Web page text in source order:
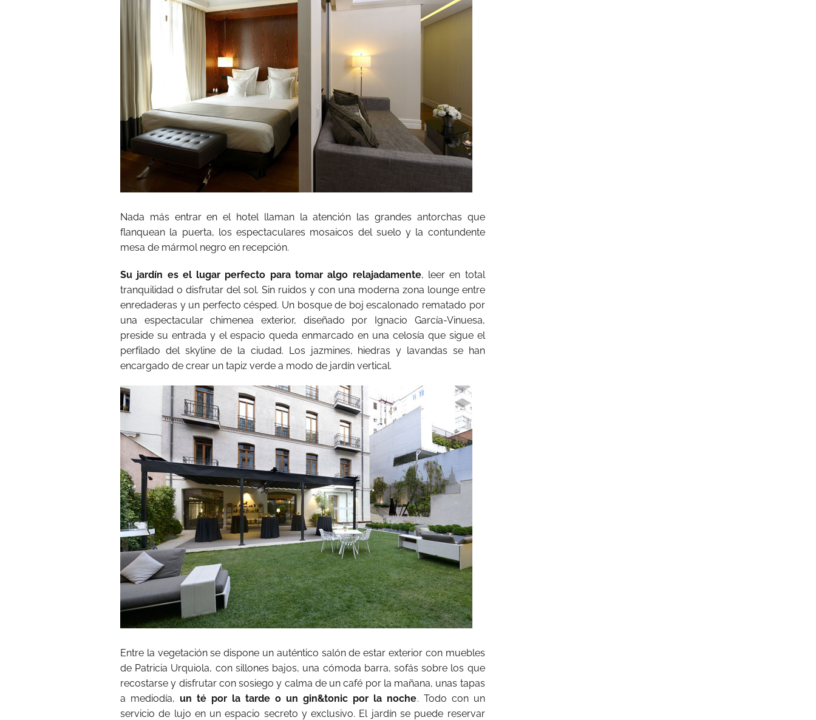
Nada más entrar en el hotel llaman la atención las grandes antorchas que
flanquean la puerta, los espectaculares mosaicos del suelo y la contundente
mesa de mármol negro en recepción.
Su jardín es el lugar perfecto para tomar algo relajadamente, leer en total
tranquilidad o disfrutar del sol. Sin ruidos y con una moderna zona lounge entre
enredaderas y un perfecto césped. Un bosque de boj escalonado rematado por
una espectacular chimenea exterior, diseñado por Ignacio García-Vinuesa,
preside su entrada y el espacio queda enmarcado en una celosía que sigue el
perfilado del skyline de la ciudad. Los jazmines, hiedras y lavandas se han
encargado de crear un tapiz verde a modo de jardín vertical.
Entre la vegetación se dispone un auténtico salón de estar exterior con muebles
de Patricia Urquiola, con sillones bajos, una cómoda barra, sofás sobre los que
recostarse y disfrutar con sosiego y calma de un café por la mañana, unas tapas
a mediodía,un té por la tarde o un gin&tonic por la noche. Todo con un
servicio de lujo en un espacio secreto y exclusivo. El jardín se puede reservar